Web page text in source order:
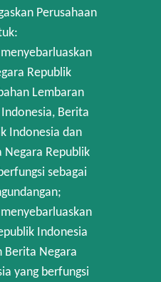
Perusahaan
Republik
Lembaran
Berita
Indonesia dan
Negara Republik
sebagai
Indonesia
Berita Negara
yang berfungsi